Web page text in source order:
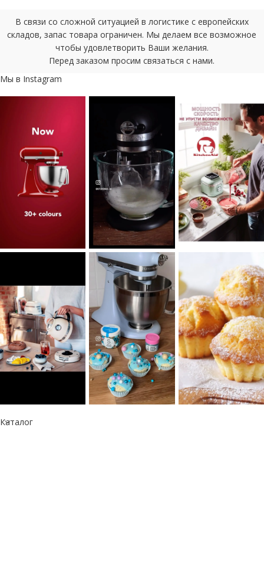
В связи со сложной ситуацией в логистике с европейских
складов, запас товара ограничен. Мы делаем все возможное
чтобы удовлетворить Ваши желания.
Перед заказом просим связаться с нами.
Мы в Instagram
Каталог